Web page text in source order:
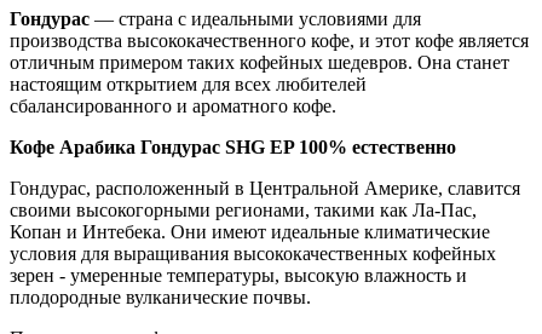
Гондурас — страна с идеальными условиями для
производства высококачественного кофе, и этот кофе является
отличным примером таких кофейных шедевров. Она станет
настоящим открытием для всех любителей
сбалансированного и ароматного кофе.
Кофе Арабика Гондурас SHG EP 100% естественно
Гондурас, расположенный в Центральной Америке, славится
своими высокогорными регионами, такими как Ла-Пас,
Копан и Интебека. Они имеют идеальные климатические
условия для выращивания высококачественных кофейных
зерен - умеренные температуры, высокую влажность и
плодородные вулканические почвы.